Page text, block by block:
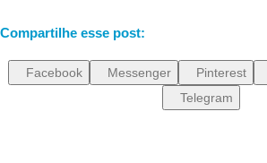
Compartilhe esse post:
Facebook Messenger Pinterest
Telegram